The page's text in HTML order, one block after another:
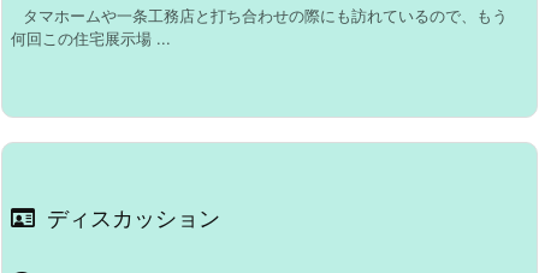
タマホームや一条工務店と打ち合わせの際にも訪れているので、もう
何回この住宅展示場 ...
ディスカッション